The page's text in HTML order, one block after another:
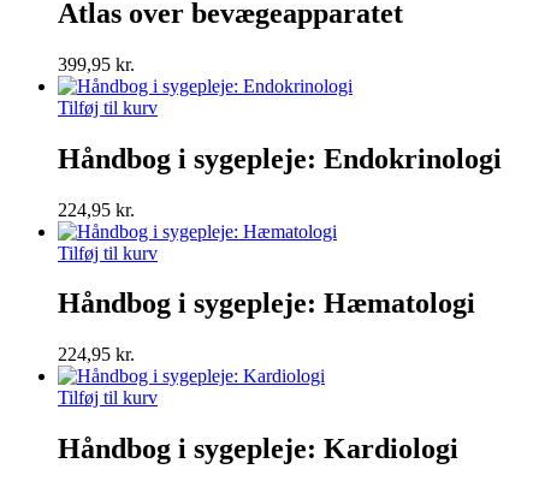
Atlas over bevægeapparatet
399,95 kr.
Tilføj til kurv
Håndbog i sygepleje: Endokrinologi
224,95 kr.
Tilføj til kurv
Håndbog i sygepleje: Hæmatologi
224,95 kr.
Tilføj til kurv
Håndbog i sygepleje: Kardiologi